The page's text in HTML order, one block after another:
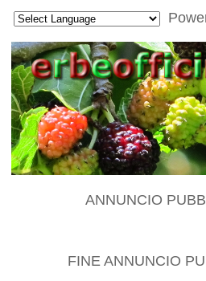
ANNUNCIO
FINE ANNUNCIO